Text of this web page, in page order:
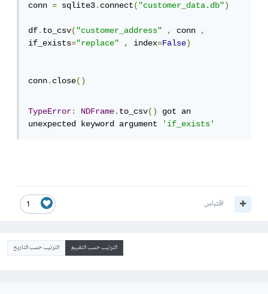
conn = sqlite3.connect("customer_data.db")
df.to_csv("customer_address" , conn ,
if_exists="replace" , index=False)
conn.close()
TypeError: NDFrame.to_csv()
got an
unexpected keyword argument 'if_exists'
1 اقتباس
الترتيب حسب التقييم الترتيب حسب التاريخ